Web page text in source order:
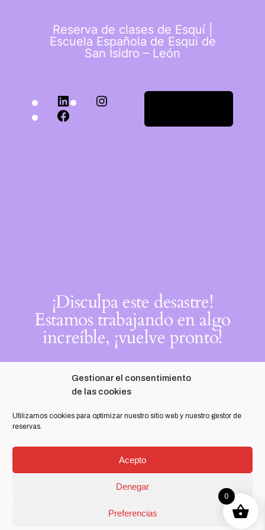
Gestionar el consentimiento
de las cookies
Utilizamos cookies para optimizar nuestro sitio web y nuestro gestor de
reservas.
Acepto
Denegar
Preferencias
Reserva de clases de Esquí |
Escuela Española de Esqui de
San Isidro – León
LinkedIn
¡Disculpa este desastre!
Estamos trabajando en algo
increíble, ¡vuelve pronto!
0